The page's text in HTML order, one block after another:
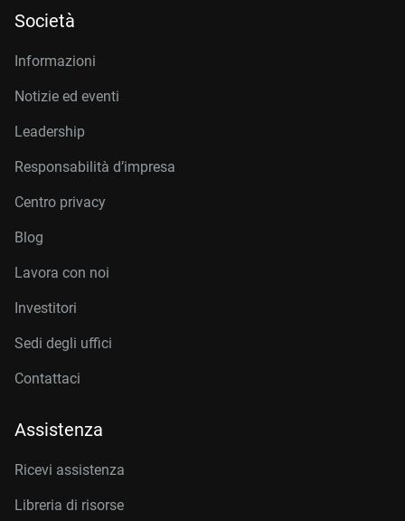
Società
Informazioni
Notizie ed eventi
Leadership
Responsabilità d’impresa
Centro privacy
Blog
Lavora con noi
Investitori
Sedi degli uffici
Contattaci
Assistenza
Ricevi assistenza
Libreria di risorse